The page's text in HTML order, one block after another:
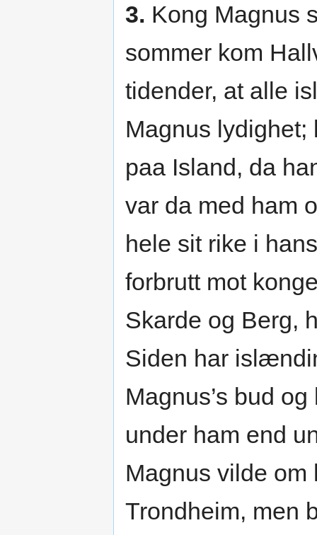
3. Kong Magnus
sommer kom
tidender, at alle
Magnus
paa Island, da
var da med ham
hele sit rike i
forbrutt mot
Skarde og Berg,
Siden har
Magnus’s bud
under ham end
Magnus vilde om
Trondheim, men